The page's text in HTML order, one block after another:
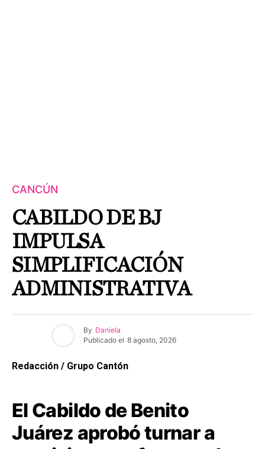
CANCÚN
CABILDO DE BJ
IMPULSA
SIMPLIFICACIÓN
ADMINISTRATIVA
By Daniela
Publicado el 8 agosto, 2026
Redacción / Grupo Cantón
El Cabildo de Benito
Juárez aprobó turnar a